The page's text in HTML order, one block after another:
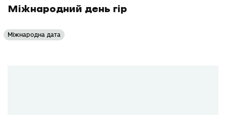
Міжнародний день гір
Міжнародна дата